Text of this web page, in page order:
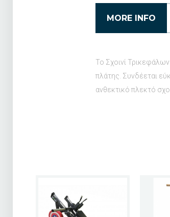
MORE INFO
Το Σχοινί
πλάτης. Συνδέεται
ανθεκτικό πλεκτό